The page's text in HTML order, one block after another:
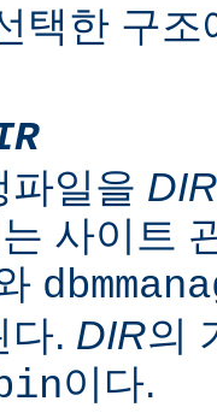
택한 구
파일을 DIR
사이트
다. DIR의
이다.